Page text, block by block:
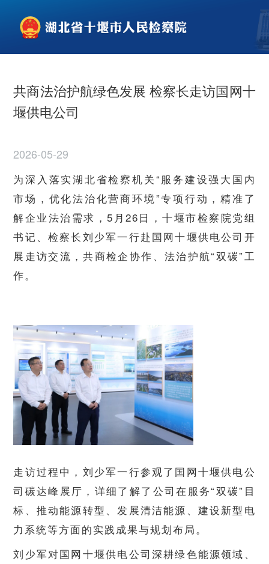
共商法治护航绿色发展 检察长走访国网十
堰供电公司
2026-05-29
为深入落实湖北省检察机关“服务建设强大国内
市场，优化法治化营商环境”专项行动，精准了
解企业法治需求，5月26日，十堰市检察院党组
书记、检察长刘少军一行赴国网十堰供电公司开
展走访交流，共商检企协作、法治护航“双碳”工
作。
走访过程中，刘少军一行参观了国网十堰供电公
司碳达峰展厅，详细了解了公司在服务“双碳”目
标、推动能源转型、发展清洁能源、建设新型电
力系统等方面的实践成果与规划布局。
刘少军对国网十堰供电公司深耕绿色能源领域、